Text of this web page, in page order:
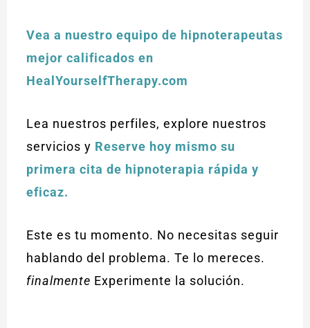
Vea a nuestro equipo de hipnoterapeutas
mejor calificados en
HealYourselfTherapy.com
Lea nuestros perfiles, explore nuestros
servicios y Reserve hoy mismo su
primera cita de hipnoterapia rápida y
eficaz.
Este es tu momento. No necesitas seguir
hablando del problema. Te lo mereces.
finalmente Experimente la solución.